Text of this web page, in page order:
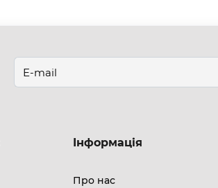
Інформація
Про нас